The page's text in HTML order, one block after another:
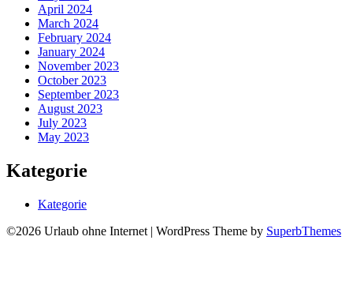
April 2024
March 2024
February 2024
January 2024
November 2023
October 2023
September 2023
August 2023
July 2023
May 2023
Kategorie
Kategorie
©2026 Urlaub ohne Internet | WordPress Theme by SuperbThemes